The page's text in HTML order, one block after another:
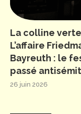
La colline
L’affaire
Bayreuth : le
passé
26 juin 2026